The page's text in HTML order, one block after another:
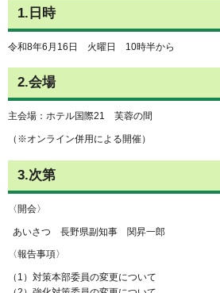
1.日時
令和8年6月16日 火曜日 10時半から
2.会場
主会場：ホテル国際21 芙蓉の間
（※オンライン併用による開催）
3.次第
〈開会〉
あいさつ 長野県副知事 関昇一郎
〈報告事項〉
（1）対策本部委員の変更について